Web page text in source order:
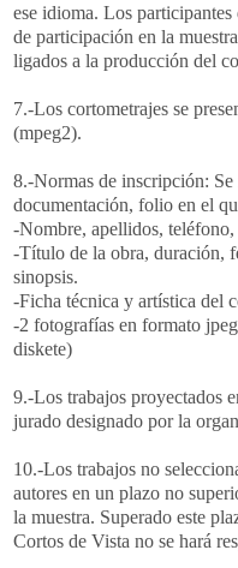
ese idioma. Los participantes
de participación en la
ligados a la producción del
7.-Los cortometrajes se
(mpeg2).
8.-Normas de inscripción:
documentación, folio en el
-Nombre, apellidos,
-Título de la obra, duración,
sinopsis.
-Ficha técnica y artística del
-2 fotografías en formato
diskete)
9.-Los trabajos proyectados
jurado designado por la
10.-Los trabajos no
autores en un plazo no
la muestra. Superado este
Cortos de Vista no se hará